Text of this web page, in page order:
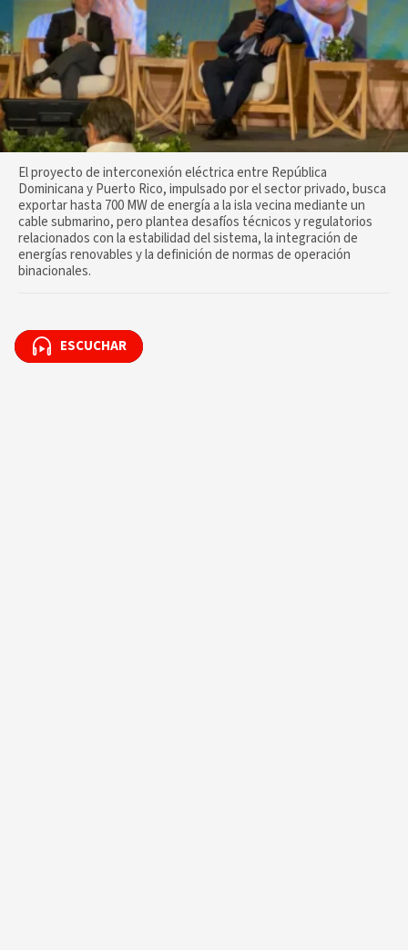
El proyecto de interconexión eléctrica entre República
Dominicana y Puerto Rico, impulsado por el sector privado, busca
exportar hasta 700 MW de energía a la isla vecina mediante un
cable submarino, pero plantea desafíos técnicos y regulatorios
relacionados con la estabilidad del sistema, la integración de
energías renovables y la definición de normas de operación
binacionales.
ESCUCHAR
ESCUCHAR